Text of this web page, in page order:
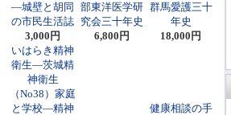
―城壁と胡同
の市民生活誌
3,000円
部東洋医学研
究会三十年史
6,800円
群馬愛護三十
年史
18,000円
いはらき精神
衛生―茨城精
神衛生
（No38）家庭
と学校―精神
健康相談の手